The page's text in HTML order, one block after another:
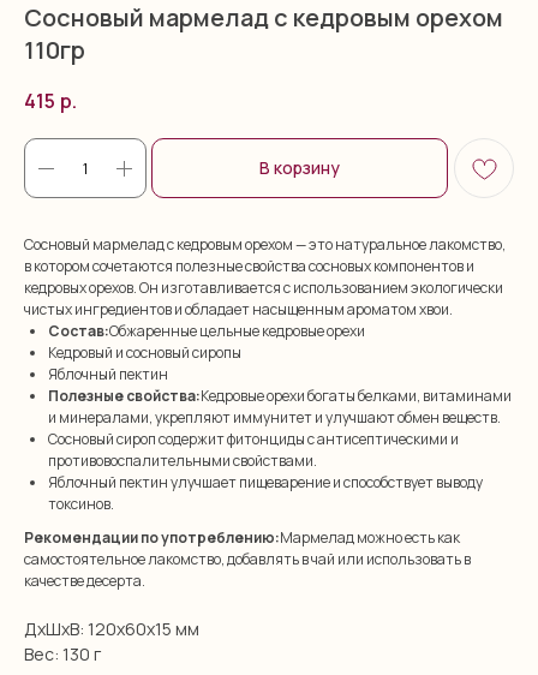
Сосновый мармелад с кедровым орехом
110гр
415 р.
В корзину
Сосновый мармелад с кедровым орехом — это натуральное лакомство,
в котором сочетаются полезные свойства сосновых компонентов и
кедровых орехов. Он изготавливается с использованием экологически
чистых ингредиентов и обладает насыщенным ароматом хвои.
Состав:Обжаренные цельные кедровые орехи
Кедровый и сосновый сиропы
Яблочный пектин
Полезные свойства:Кедровые орехи богаты белками, витаминами
и минералами, укрепляют иммунитет и улучшают обмен веществ.
Сосновый сироп содержит фитонциды с антисептическими и
противовоспалительными свойствами.
Яблочный пектин улучшает пищеварение и способствует выводу
токсинов.
Рекомендации по употреблению:Мармелад можно есть как
самостоятельное лакомство, добавлять в чай или использовать в
качестве десерта.
ДxШxВ: 120x60x15 мм
Вес: 130 г